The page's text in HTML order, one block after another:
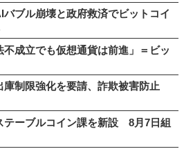
ブル崩壊と政府救済でビットコイ
不成立でも仮想通貨は前進」＝ビッ
庫制限強化を要請、詐欺被害防止
テーブルコイン課を新設 8月7日組